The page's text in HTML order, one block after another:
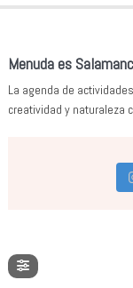
Menuda es
La agenda de
creatividad y naturaleza